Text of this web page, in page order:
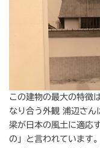
この建物の最大の特徴
なり合う外観 浦辺さん
梁が日本の風土に適応
の」と言われています